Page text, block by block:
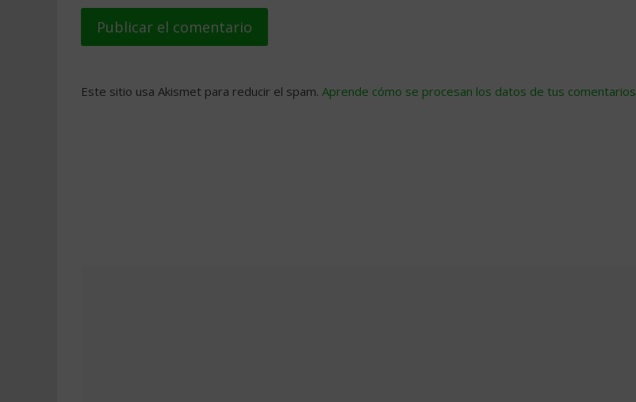
Este sitio usa Akismet para reducir el spam. Aprende cómo se procesan los datos de tus comentarios